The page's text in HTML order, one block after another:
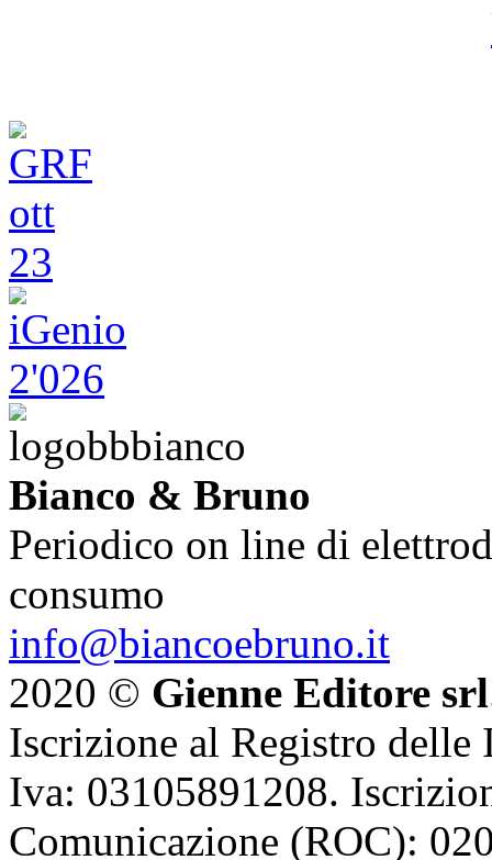
Bianco & Bruno
Periodico on line di
consumo
info@biancoebruno.it
2020 © Gienne Editore srl
Iscrizione al Registro delle
Iva: 03105891208.
Comunicazione (ROC):